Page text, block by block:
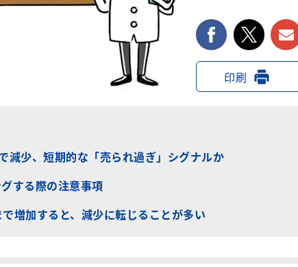
facebook
印刷
減少、短期的な「売られ過ぎ」シグナルか
する際の注意事項
増加すると、減少に転じることが多い